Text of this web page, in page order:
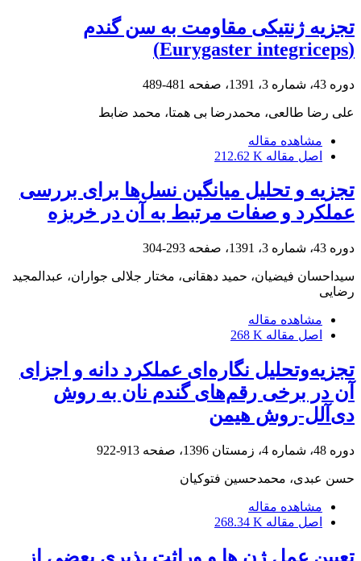
تجزیه ژنتیکی مقاومت به سن گندم
(Eurygaster integriceps)
دوره 43، شماره 3، 1391، صفحه 481-489
علی رضا طالعی، محمدرضا بی همتا، محمد ضابط
مشاهده مقاله
اصل مقاله 212.62 K
تجزیه و تحلیل میانگین نسل‌ها برای بررسی
عملکرد و صفات مرتبط به آن در خربزه
دوره 43، شماره 3، 1391، صفحه 293-304
سیداحسان فیضیان، حمید دهقانی، مختار جلالی جواران، عبدالمجید
رضایی
مشاهده مقاله
اصل مقاله 268 K
تجزیه‌وتحلیل نگاره‌ای عملکرد دانه و اجزای
آن در برخی رقم‌های گندم نان به روش
دی‌آلل-روش هیمن
دوره 48، شماره 4، زمستان 1396، صفحه 913-922
حسن عبدی، محمدحسین فتوکیان
مشاهده مقاله
اصل مقاله 268.34 K